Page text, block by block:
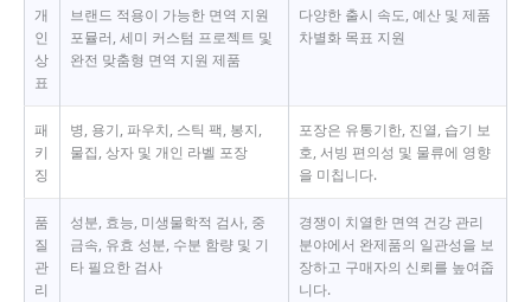
개
인
상
표
브랜드 적용이 가능한 면역 지원
포뮬러, 세미 커스텀 프로젝트 및
완전 맞춤형 면역 지원 제품
다양한 출시 속도, 예산 및 제품
차별화 목표 지원
패
키
징
병, 용기, 파우치, 스틱 팩, 봉지,
물집, 상자 및 개인 라벨 포장
포장은 유통기한, 진열, 습기 보
호, 서빙 편의성 및 물류에 영향
을 미칩니다.
품
질
관
리
성분, 효능, 미생물학적 검사, 중
금속, 유효 성분, 수분 함량 및 기
타 필요한 검사
경쟁이 치열한 면역 건강 관리
분야에서 완제품의 일관성을 보
장하고 구매자의 신뢰를 높여줍
니다.